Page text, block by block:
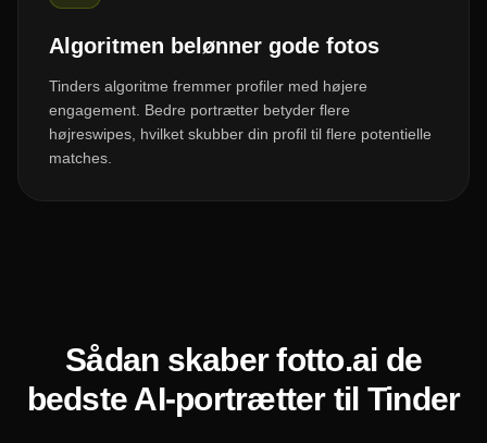
Algoritmen belønner gode fotos
Tinders algoritme fremmer profiler med højere
engagement. Bedre portrætter betyder flere
højreswipes, hvilket skubber din profil til flere potentielle
matches.
Sådan skaber fotto.ai de
bedste AI-portrætter til Tinder